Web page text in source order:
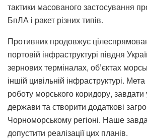
тактики масованого застосування
БпЛА і ракет різних типів.
Противник продовжує
портовій інфраструктурі півдня
зернових терміналах, об’єктах
іншій цивільній інфраструктурі.
роботу морського коридору, завдати
держави та створити додаткові
Чорноморському регіоні. Наше
допустити реалізації цих планів.